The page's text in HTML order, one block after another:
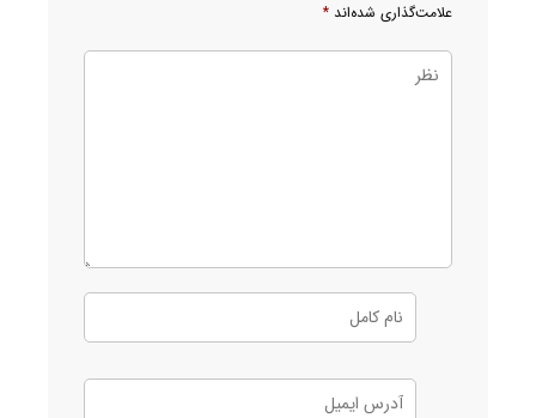
علامت‌گذاری شده‌اند *